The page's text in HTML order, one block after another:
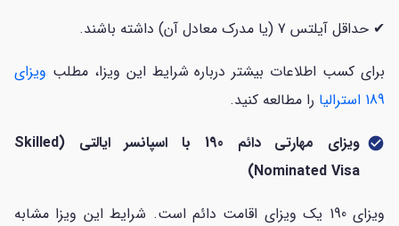
✔ حداقل آیلتس 7 (یا مدرک معادل آن) داشته باشند.
برای کسب اطلاعات بیشتر درباره شرایط این ویزا، مطلب ویزای
189 استرالیا
را مطالعه کنید.
check_circle
ویزای مهارتی دائم 190 با اسپانسر ایالتی (Skilled
Nominated Visa)
ویزای 190 یک ویزای اقامت دائم است. شرایط این ویزا مشابه